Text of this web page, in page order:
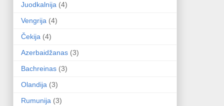
Juodkalnija (4)
Vengrija (4)
Čekija (4)
Azerbaidžanas (3)
Bachreinas (3)
Olandija (3)
Rumunija (3)